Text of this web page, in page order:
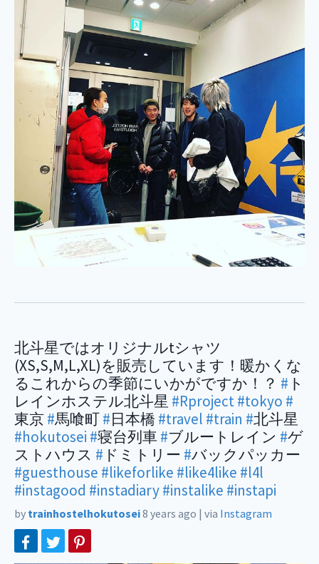
北斗星ではオリジナルtシャツ
(XS,S,M,L,XL)を販売しています！暖かくな
るこれからの季節にいかがですか！？ # ト
レインホステル北斗星 #Rproject#tokyo #
東京#馬喰町#日本橋 #travel #train #北斗星
#hokutosei #寝台列車 #ブルートレイン #ゲ
ストハウス # ドミトリー #バックパッカー
#guesthouse #likeforlike #like4like #l4l
#instagood #instadiary#instalike #instapi
by trainhostelhokutosei8 years ago | via Instagram